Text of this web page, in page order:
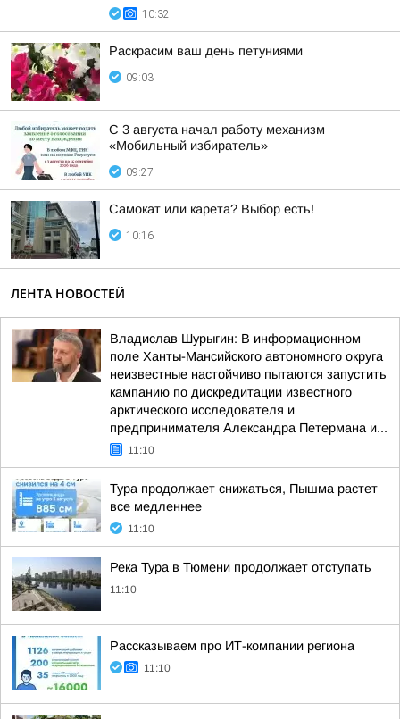
10:32
Раскрасим ваш день петуниями
09:03
С 3 августа начал работу механизм
«Мобильный избиратель»
09:27
Самокат или карета? Выбор есть!
10:16
ЛЕНТА НОВОСТЕЙ
Владислав Шурыгин: В информационном
поле Ханты-Мансийского автономного округа
неизвестные настойчиво пытаются запустить
кампанию по дискредитации известного
арктического исследователя и
предпринимателя Александра Петермана и...
11:10
Тура продолжает снижаться, Пышма растет
все медленнее
11:10
Река Тура в Тюмени продолжает отступать
11:10
Рассказываем про ИТ-компании региона
11:10